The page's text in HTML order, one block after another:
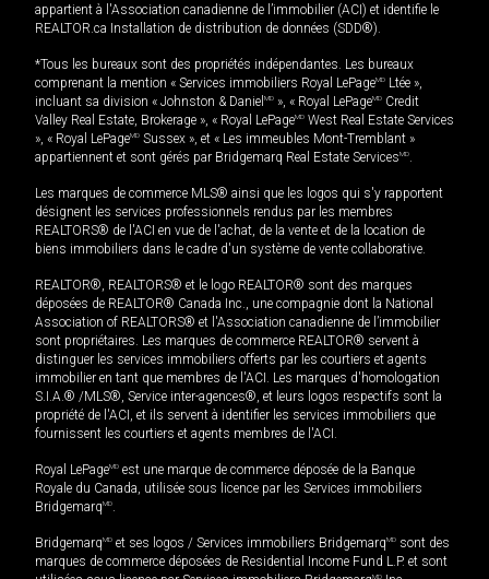
appartient à l'Association canadienne de l’immobilier (ACI) et identifie le
REALTOR.ca Installation de distribution de données (SDD®).
*Tous les bureaux sont des propriétés indépendantes. Les bureaux
comprenant la mention « Services immobiliers Royal LePageMD Ltée »,
incluant sa division « Johnston & Daniel MD », « Royal LePageMD Credit
Valley Real Estate, Brokerage », « Royal LePageMD West Real Estate Services
», « Royal LePageMD Sussex », et « Les immeubles Mont-Tremblant »
appartiennent et sont gérés par Bridgemarq Real Estate ServicesMD.
Les marques de commerce MLS® ainsi que les logos qui s'y rapportent
désignent les services professionnels rendus par les membres
REALTORS® de l'ACI en vue de l'achat, de la vente et de la location de
biens immobiliers dans le cadre d'un système de vente collaborative.
REALTOR®, REALTORS® et le logo REALTOR® sont des marques
déposées de REALTOR® Canada Inc., une compagnie dont la National
Association of REALTORS® et l'Association canadienne de l’immobilier
sont propriétaires. Les marques de commerce REALTOR® servent à
distinguer les services immobiliers offerts par les courtiers et agents
immobilier en tant que membres de l'ACI. Les marques d'homologation
S.I.A.® /MLS®, Service inter-agences®, et leurs logos respectifs sont la
propriété de l'ACI, et ils servent à identifier les services immobiliers que
fournissent les courtiers et agents membres de l'ACI.
Royal LePageMD est une marque de commerce déposée de la Banque
Royale du Canada, utilisée sous licence par les Services immobiliers
BridgemarqMD.
BridgemarqMD et ses logos / Services immobiliers BridgemarqMD sont des
marques de commerce déposées de Residential Income Fund L.P. et sont
MD